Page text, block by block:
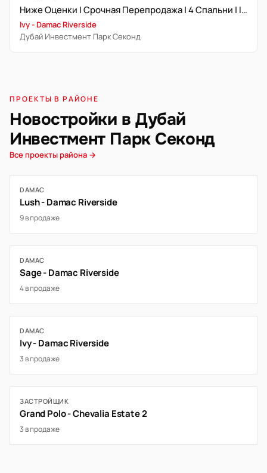
Ниже Оценки | Срочная Перепродажа | 4 Спальни | Ivy
Ivy - Damac Riverside
Дубай Инвестмент Парк Секонд
ПРОЕКТЫ В РАЙОНЕ
Новостройки в Дубай
Инвестмент Парк Секонд
Все проекты района →
DAMAC
Lush - Damac Riverside
9 в продаже
DAMAC
Sage - Damac Riverside
4 в продаже
DAMAC
Ivy - Damac Riverside
3 в продаже
ЗАСТРОЙЩИК
Grand Polo - Chevalia Estate 2
3 в продаже